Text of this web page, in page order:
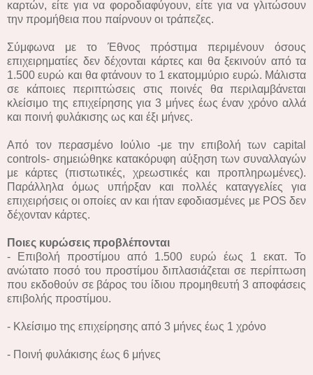
καρτών, είτε για να φοροδιαφύγουν, είτε για να γλιτώσουν
την προμήθεια που παίρνουν οι τράπεζες.
Σύμφωνα με το Έθνος πρόστιμα περιμένουν όσους
επιχειρηματίες δεν δέχονται κάρτες και θα ξεκινούν από τα
1.500 ευρώ και θα φτάνουν το 1 εκατομμύριο ευρώ. Μάλιστα
σε κάποιες περιπτώσεις στις ποινές θα περιλαμβάνεται
κλείσιμο της επιχείρησης για 3 μήνες έως έναν χρόνο αλλά
και ποινή φυλάκισης ως και έξι μήνες.
Από τον περασμένο Ιούλιο -με την επιβολή των capital
controls- σημειώθηκε κατακόρυφη αύξηση των συναλλαγών
με κάρτες (πιστωτικές, χρεωστικές και προπληρωμένες).
Παράλληλα όμως υπήρξαν και πολλές καταγγελίες για
επιχειρήσεις οι οποίες αν και ήταν εφοδιασμένες με POS δεν
δέχονταν κάρτες.
Ποιες κυρώσεις προβλέπονται
- Επιβολή προστίμου από 1.500 ευρώ έως 1 εκατ. Το
ανώτατο ποσό του προστίμου διπλασιάζεται σε περίπτωση
που εκδοθούν σε βάρος του ίδιου προμηθευτή 3 αποφάσεις
επιβολής προστίμου.
- Κλείσιμο της επιχείρησης από 3 μήνες έως 1 χρόνο
- Ποινή φυλάκισης έως 6 μήνες